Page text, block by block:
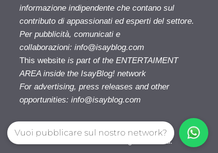
informazione indipendente che contano sul
contributo di appassionati ed esperti del settore.
Per pubblicità, comunicati e
collaborazioni: info@isayblog.com
This website is part of the ENTERTAIMENT
AREA inside the IsayBlog! network
For advertising, press releases and other
opportunities: info@isayblog.com
Cinetivu.com© 2026. All right reserverd.
Vuoi pubblicare sul nostro network?